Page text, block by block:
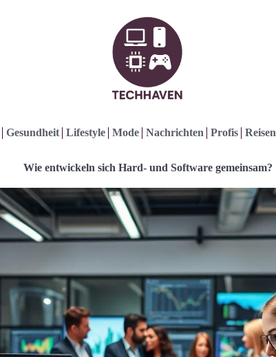
Gesundheit Lifestyle Mode Nachrichten Profis Reisen
Wie entwickeln sich Hard- und Software gemeinsam?